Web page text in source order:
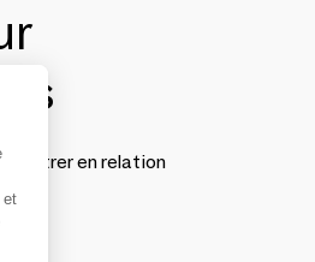
rentrer en relation
et